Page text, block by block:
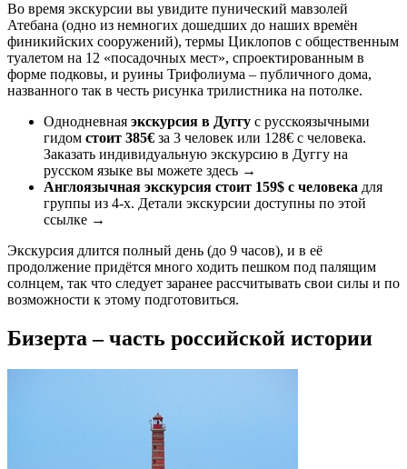
Во время экскурсии вы увидите пунический мавзолей
Атебана (одно из немногих дошедших до наших времён
финикийских сооружений), термы Циклопов с общественным
туалетом на 12 «посадочных мест», спроектированным в
форме подковы, и руины Трифолиума – публичного дома,
названного так в честь рисунка трилистника на потолке.
Однодневная экскурсия в Дуггу с русскоязычными
гидом стоит 385€ за 3 человек или 128€ с человека.
Заказать индивидуальную экскурсию в Дуггу на
русском языке вы можете здесь →
Англоязычная экскурсия стоит 159$ с человека для
группы из 4-х. Детали экскурсии доступны по этой
ссылке →
Экскурсия длится полный день (до 9 часов), и в её
продолжение придётся много ходить пешком под палящим
солнцем, так что следует заранее рассчитывать свои силы и по
возможности к этому подготовиться.
Бизерта – часть российской истории